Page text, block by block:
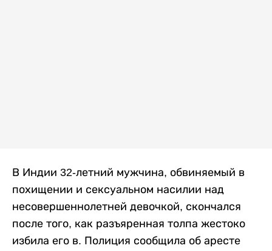
В Индии 32-летний мужчина, обвиняемый в
похищении и сексуальном насилии над
несовершеннолетней девочкой, скончался
после того, как разъяренная толпа жестоко
избила его в. Полиция сообщила об аресте